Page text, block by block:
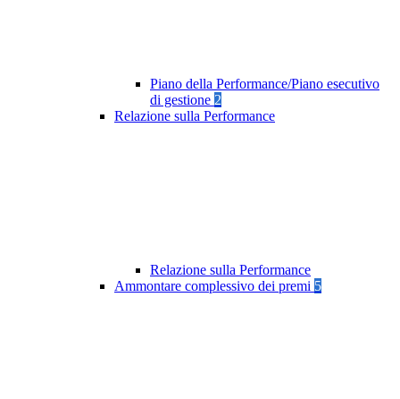
Piano della Performance/Piano esecutivo
di gestione 2
Relazione sulla Performance
Relazione sulla Performance
Ammontare complessivo dei premi 5